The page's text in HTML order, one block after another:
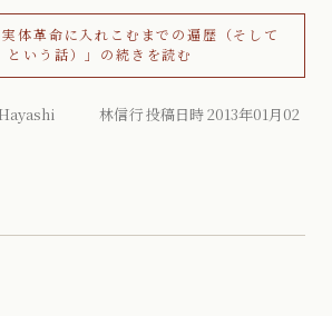
実体革命に入れこむまでの遍歴（そして
という話）」の続きを読む
林信行 投稿日時 2013年01月02